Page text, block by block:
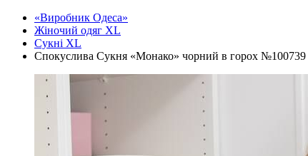
«Виробник Одеса»
Жіночий одяг XL
Cукні XL
Спокуслива Сукня «Монако» чорний в горох №100739